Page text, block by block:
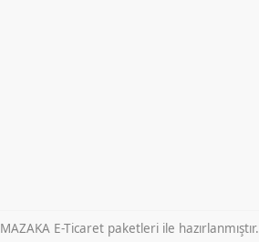
MAZAKA E-Ticaret paketleri ile hazırlanmıştır.